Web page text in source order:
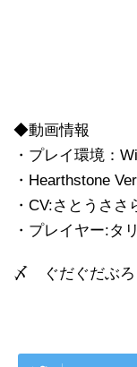
◆動画情報
・プレイ環境：
・Hearthstone
・CV:さとうささ
・プレイヤー:タ
〆 ぐだぐだぶ